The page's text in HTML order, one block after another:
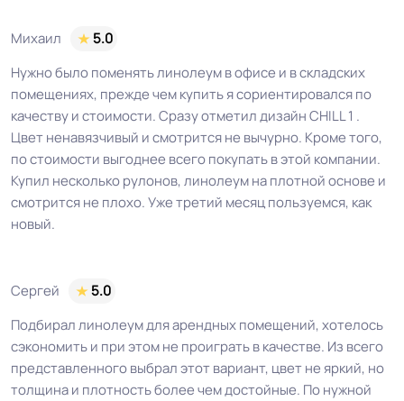
Остаточная
деформация
≤0,20 мм
Соответствует ГОСТ,
ТУ, ISO
ГОСТ 30402-96 , ГОСТ P51032-97,
ГОСТ 12.1.044-89 / км2 /
Условия хранения Крытое, сухое помещение.
Михаил
5.0
Нужно было поменять линолеум в офисе и в складских
помещениях, прежде чем купить я сориентировался по
качеству и стоимости. Сразу отметил дизайн CHILL 1 .
Цвет ненавязчивый и смотрится не вычурно. Кроме того,
по стоимости выгоднее всего покупать в этой компании.
Купил несколько рулонов, линолеум на плотной основе и
смотрится не плохо. Уже третий месяц пользуемся, как
новый.
Сергей
5.0
Подбирал линолеум для арендных помещений, хотелось
сэкономить и при этом не проиграть в качестве. Из всего
представленного выбрал этот вариант, цвет не яркий, но
толщина и плотность более чем достойные. По нужной